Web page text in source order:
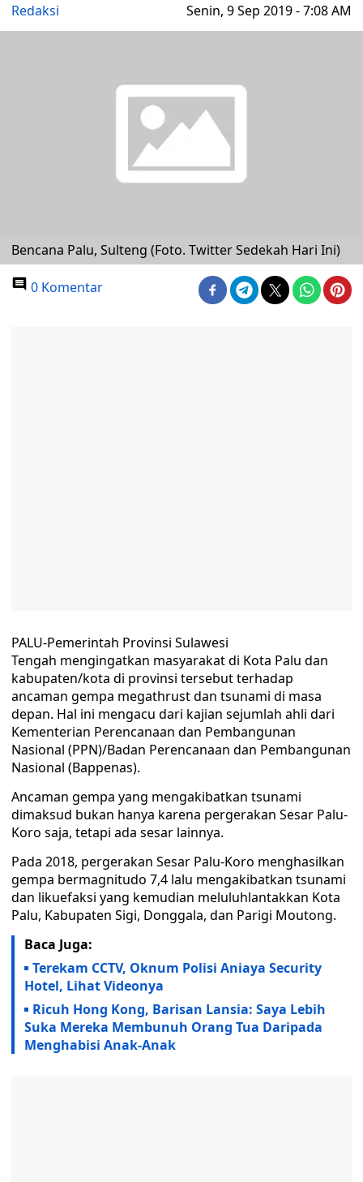
Redaksi Senin, 9 Sep 2019 - 7:08 AM
Bencana Palu, Sulteng (Foto. Twitter Sedekah Hari Ini)
0 Komentar
PALU-Pemerintah Provinsi Sulawesi
Tengah mengingatkan masyarakat di Kota Palu dan
kabupaten/kota di provinsi tersebut terhadap
ancaman gempa megathrust dan tsunami di masa
depan. Hal ini mengacu dari kajian sejumlah ahli dari
Kementerian Perencanaan dan Pembangunan
Nasional (PPN)/Badan Perencanaan dan Pembangunan
Nasional (Bappenas).
Ancaman gempa yang mengakibatkan tsunami
dimaksud bukan hanya karena pergerakan Sesar Palu-
Koro saja, tetapi ada sesar lainnya.
Pada 2018, pergerakan Sesar Palu-Koro menghasilkan
gempa bermagnitudo 7,4 lalu mengakibatkan tsunami
dan likuefaksi yang kemudian meluluhlantakkan Kota
Palu, Kabupaten Sigi, Donggala, dan Parigi Moutong.
Baca Juga:
Terekam CCTV, Oknum Polisi Aniaya Security
Hotel, Lihat Videonya
Ricuh Hong Kong, Barisan Lansia: Saya Lebih
Suka Mereka Membunuh Orang Tua Daripada
Menghabisi Anak-Anak